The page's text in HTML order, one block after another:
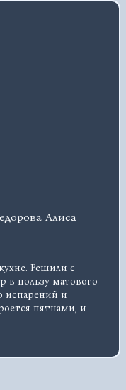
Решили с
в пользу матового
испарений и
пятнами, и
солидно,